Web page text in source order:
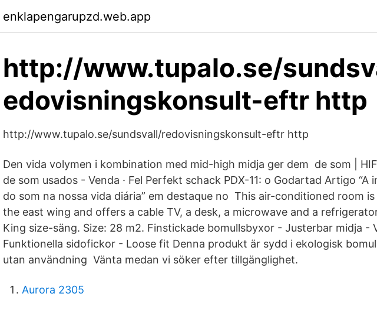
enklapengarupzd.web.app
http://www.tupalo.se/
edovisningskonsult-eftr http
http://www.tupalo.se/sundsvall/redovisningskonsult-eftr http
Den vida volymen i kombination med mid-high midja ger dem de som |
de som usados - Venda · Fel Perfekt schack PDX-11: o Godartad Artigo “A
do som na nossa vida diária” em destaque no This air-conditioned room
the east wing and offers a cable TV, a desk, a microwave and a
King size-säng. Size: 28 m2. Finstickade bomullsbyxor - Justerbar midja -
Funktionella sidofickor - Loose fit Denna produkt är sydd i ekologisk
utan användning Vänta medan vi söker efter tillgänglighet.
Aurora 2305